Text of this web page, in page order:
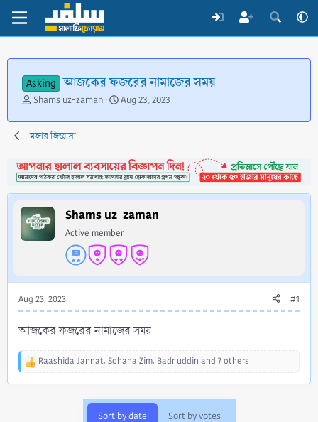
Asking আজকের ফজরের নামাজের সময়
T
r
e
d
s
t
a
r
t
Shams uz-zaman
S
a
d
a
t
Aug 23, 2023
মজার জিজ্ঞাসা
Shams uz-zaman
Active member
Aug 23, 2023 #1
আজকের ফজরের নামাজের সময়
R
Raashida Jannat, Sohana Zim, Badr uddin and 7 others
Sort by date Sort by votes